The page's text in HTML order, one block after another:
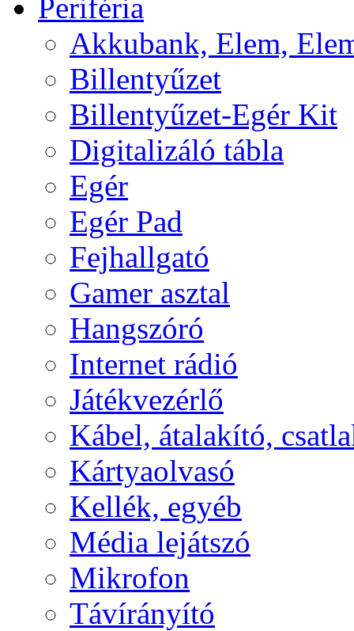
Periféria
Akkubank, Elem,
Billentyűzet
Billentyűzet-Egér Kit
Digitalizáló tábla
Egér
Egér Pad
Fejhallgató
Gamer asztal
Hangszóró
Internet rádió
Játékvezérlő
Kábel, átalakító,
Kártyaolvasó
Kellék, egyéb
Média lejátszó
Mikrofon
Távírányító